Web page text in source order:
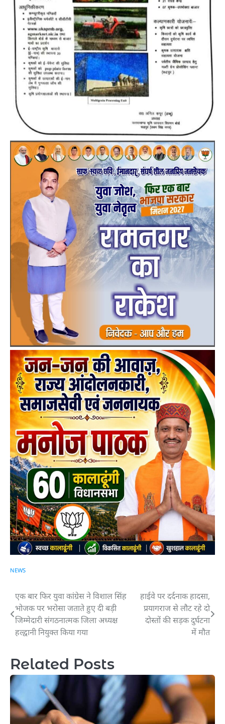
NEWS
Post
navigation
एक बार फिर युवा कांग्रेस ने विशाल सिंह
भोजक पर भरोसा जताते हुए दी बड़ी
जिम्मेदारी संगठनात्मक जिला अध्यक्ष
हल्द्वानी नियुक्त किया गया
हाईवे पर दर्दनाक हादसा,
प्रयागराज से लौट रहे दो
दोस्तों की सड़क दुर्घटना
में मौत
Related Posts